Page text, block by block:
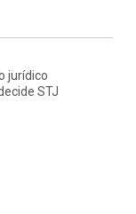
jurídico
STJ